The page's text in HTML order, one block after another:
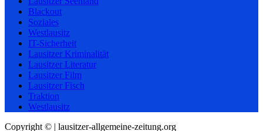
Blackout
Soziales
Westlausitz
IT-Sicherheit
Lausitzer Kriminalität
Lausitzer Literatur
Lausitzer Film
Lausitzer Fisch
Traktion
Westlausitz
Copyright © | lausitzer-allgemeine-zeitung.org